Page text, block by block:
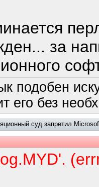
за
подобен
его без
суд запретил